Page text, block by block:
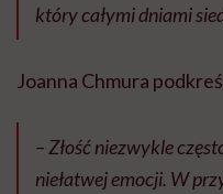
który całymi dniami
Joanna Chmura
– Złość niezwykle
niełatwej emocji. W